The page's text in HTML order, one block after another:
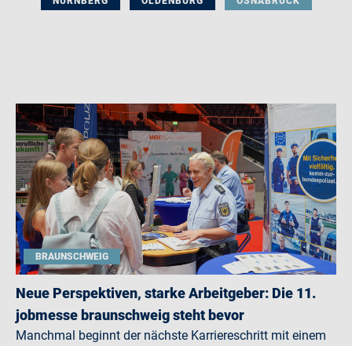
BRAUNSCHWEIG
Neue Perspektiven, starke Arbeitgeber: Die 11.
jobmesse braunschweig steht bevor
Manchmal beginnt der nächste Karriereschritt mit einem